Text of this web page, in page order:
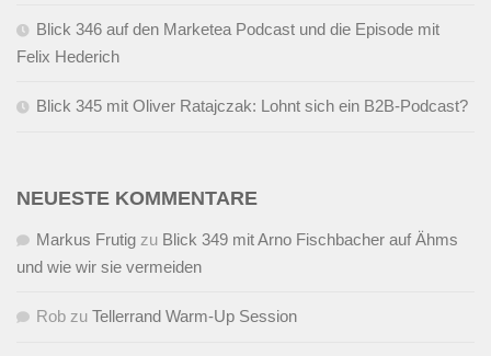
Blick 346 auf den Marketea Podcast und die Episode mit
Felix Hederich
Blick 345 mit Oliver Ratajczak: Lohnt sich ein B2B-Podcast?
NEUESTE KOMMENTARE
Markus Frutig zu Blick 349 mit Arno Fischbacher auf Ähms
und wie wir sie vermeiden
Rob zu Tellerrand Warm-Up Session